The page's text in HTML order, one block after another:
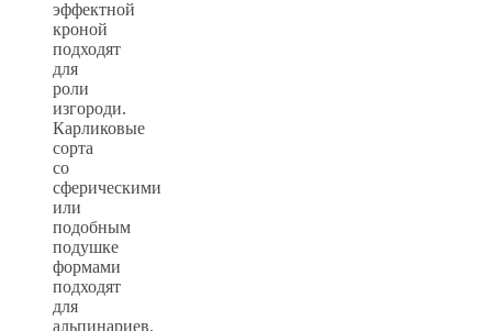
эффектной
кроной
подходят
для
роли
изгороди.
Карликовые
сорта
со
сферическими
или
подобным
подушке
формами
подходят
для
альпинариев.